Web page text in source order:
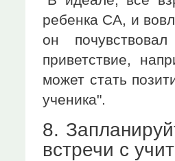
ребенка СА, и
он
приветствие,
может стать
ученика".
8.
встречи с